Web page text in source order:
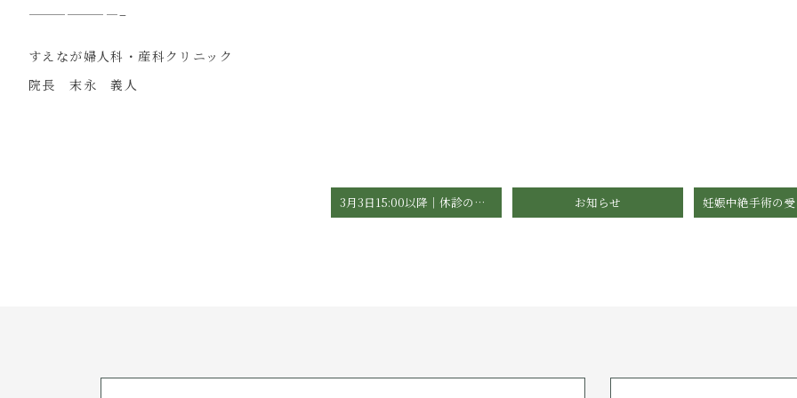
———————–
すえなが婦人科・産科クリニック
院長 末永 義人
3月3日15:00以降｜休診のお知らせ お知らせ